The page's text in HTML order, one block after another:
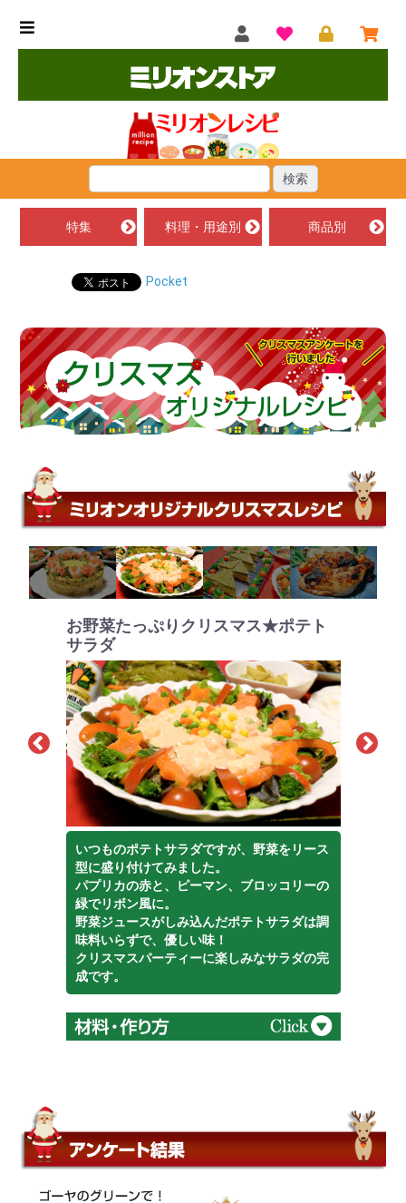
特集 料理・用途別 商品別
Pocket
お野菜たっぷりクリスマス★ポテト
サラダ
いつものポテトサラダですが、野菜をリース
型に盛り付けてみました。
パプリカの赤と、ピーマン、ブロッコリーの
緑でリボン風に。
野菜ジュースがしみ込んだポテトサラダは調
味料いらずで、優しい味！
クリスマスパーティーに楽しみなサラダの完
成です。
クリスマスはゴーヤのグリーンで！
グリーンサンド
クリスマスパーティー用にツリーに見立てた
サンドイッチを作りました。
ブロッコリーやトマトで可愛いクリスマスカ
ラーのサンドイッチが出来ました。